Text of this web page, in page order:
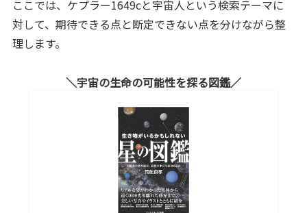
ここでは、ケプラー1649cと宇宙人という検索テーマに
対して、期待できる点と断定できない点を分けながら整
理します。
宇宙の生命の可能性を探る図鑑